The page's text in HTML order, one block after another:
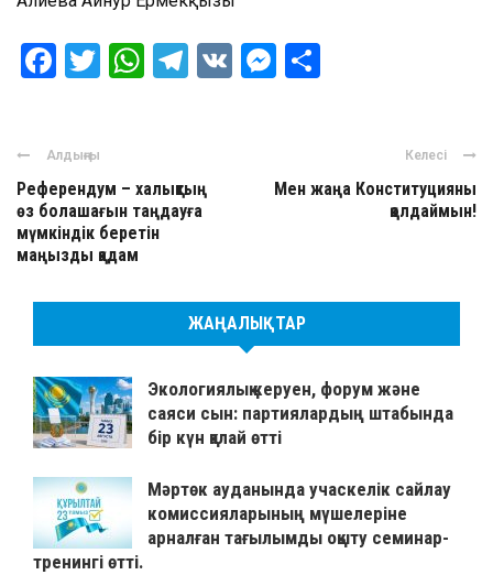
Facebook
Twitter
WhatsApp
Telegram
VK Messenger
Алдыңғы
Референдум – халықтың
өз болашағын таңдауға
мүмкіндік беретін
маңызды қадам
Келесі
Мен жаңа Конституцияны
қолдаймын!
ЖАҢАЛЫҚТАР
Экологиялық керуен, форум және
саяси сын: партиялардың штабында
бір күн қалай өтті
Мәртөк ауданында учаскелік сайлау
комиссияларының мүшелеріне
арналған тағылымды оқыту семинар-
тренингі өтті.